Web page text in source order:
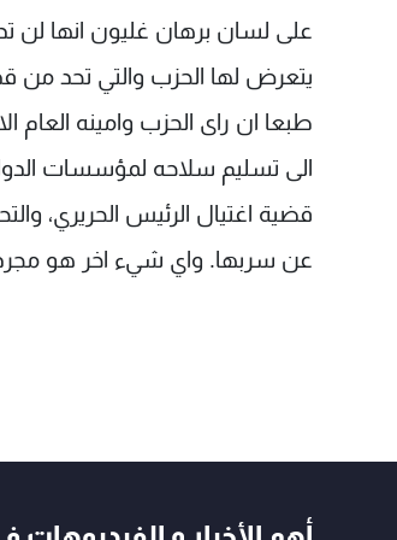
على لسان برهان غليون انها لن
يتعرض لها الحزب والتي تحد من
طبعا ان راى الحزب وامينه العام
الى تسليم سلاحه لمؤسسات
قضية اغتيال الرئيس الحريري،
عن سربها. واي شيء اخر هو